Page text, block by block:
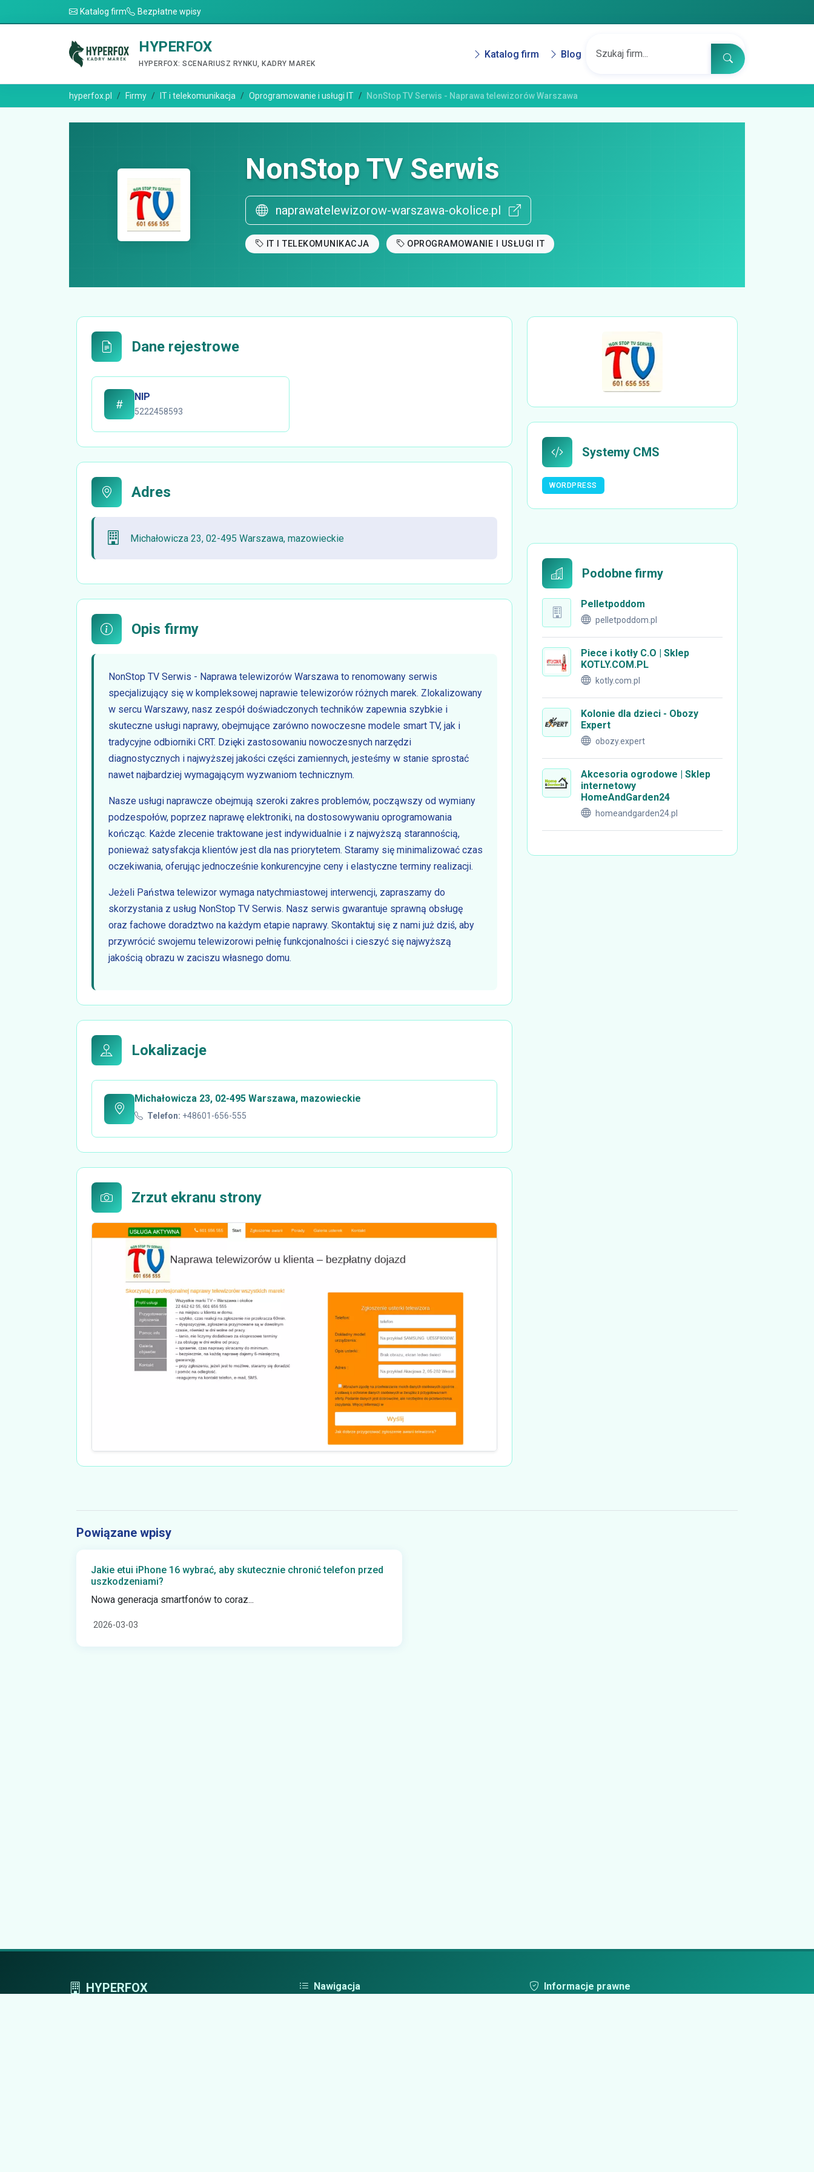
Katalog firm Bezpłatne wpisy
HYPERFOX
HYPERFOX: SCENARIUSZ RYNKU, KADRY MAREK
Katalog firm Blog
hyperfox.pl Firmy IT i telekomunikacja Oprogramowanie i usługi IT NonStop TV Serwis - Naprawa telewizorów Warszawa
NonStop TV Serwis
naprawatelewizorow-warszawa-okolice.pl
IT I TELEKOMUNIKACJA OPROGRAMOWANIE I USŁUGI IT
Dane rejestrowe
NIP
5222458593
Adres
Michałowicza 23, 02-495 Warszawa, mazowieckie
Opis firmy
NonStop TV Serwis - Naprawa telewizorów Warszawa to renomowany serwis
specjalizujący się w kompleksowej naprawie telewizorów różnych marek. Zlokalizowany
w sercu Warszawy, nasz zespół doświadczonych techników zapewnia szybkie i
skuteczne usługi naprawy, obejmujące zarówno nowoczesne modele smart TV, jak i
tradycyjne odbiorniki CRT. Dzięki zastosowaniu nowoczesnych narzędzi
diagnostycznych i najwyższej jakości części zamiennych, jesteśmy w stanie sprostać
nawet najbardziej wymagającym wyzwaniom technicznym.
Nasze usługi naprawcze obejmują szeroki zakres problemów, począwszy od wymiany
podzespołów, poprzez naprawę elektroniki, na dostosowywaniu oprogramowania
kończąc. Każde zlecenie traktowane jest indywidualnie i z najwyższą starannością,
ponieważ satysfakcja klientów jest dla nas priorytetem. Staramy się minimalizować czas
oczekiwania, oferując jednocześnie konkurencyjne ceny i elastyczne terminy realizacji.
Jeżeli Państwa telewizor wymaga natychmiastowej interwencji, zapraszamy do
skorzystania z usług NonStop TV Serwis. Nasz serwis gwarantuje sprawną obsługę
oraz fachowe doradztwo na każdym etapie naprawy. Skontaktuj się z nami już dziś, aby
przywrócić swojemu telewizorowi pełnię funkcjonalności i cieszyć się najwyższą
jakością obrazu w zaciszu własnego domu.
Lokalizacje
Michałowicza 23, 02-495 Warszawa, mazowieckie
Telefon: +48601-656-555
Zrzut ekranu strony
Systemy CMS
WORDPRESS
Podobne firmy
Pelletpoddom
pelletpoddom.pl
Piece i kotły C.O | Sklep
KOTLY.COM.PL
kotly.com.pl
Kolonie dla dzieci - Obozy
Expert
obozy.expert
Akcesoria ogrodowe | Sklep
internetowy
HomeAndGarden24
homeandgarden24.pl
Powiązane wpisy
Jakie etui iPhone 16 wybrać, aby skutecznie chronić telefon przed
uszkodzeniami?
Nowa generacja smartfonów to coraz...
2026-03-03
HYPERFOX Nawigacja Informacje prawne